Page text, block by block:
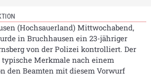
(Hochsauerland) Mittwochabend,
in Bruchhausen ein 23-jähriger
von der Polizei kontrolliert. Der
Merkmale nach einem
den Beamten mit diesem Vorwurf